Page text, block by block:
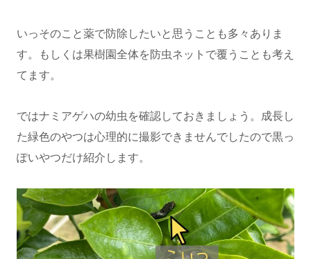
いっそのこと薬で防除したいと思うことも多々ありま
す。もしくは果樹園全体を防虫ネットで覆うことも考え
てます。
ではナミアゲハの幼虫を確認しておきましょう。成長し
た緑色のやつは心理的に撮影できませんでしたので黒っ
ぽいやつだけ紹介します。